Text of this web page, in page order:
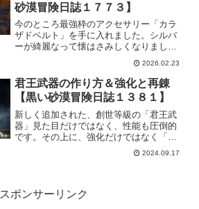
砂漠冒険日誌１７７３】
今のところ最強枠のアクセサリー「カラ
ザドベルト」を手に入れました。シルバ
ーが綺麗なって懐はさみしくなりました
けど、攻撃力が上がるので将来的にはい
いことです。なので、ここから先に行く
には必須装備と考えれば全然問題なし！
な、ハズｗ
2026.02.23
君王武器の作り方＆強化と再錬
【黒い砂漠冒険日誌１３８１】
新しく追加された、創世等級の「君王武
器」見た目だけではなく、性能も圧倒的
です。その上に、強化だけではなく「再
錬」という追加効果まで付与できる！こ
こまでくると、この先はどうなるんだ？
2024.09.17
スポンサーリンク